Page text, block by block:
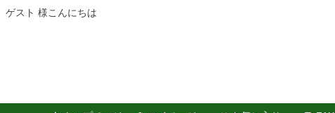
ゲスト 様こんにちは